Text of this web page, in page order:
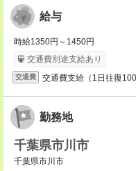
給与
時給1350円～1450円
交通費別途支給あり
交通費 交通費支給（1日往復
勤務地
千葉県市川市
千葉県市川市